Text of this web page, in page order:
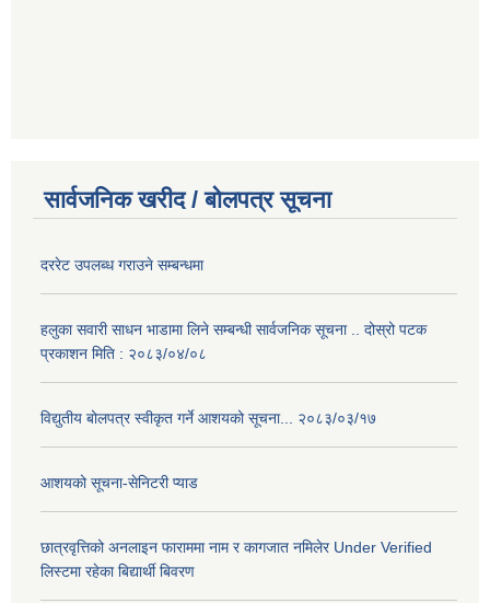
सार्वजनिक खरीद / बोलपत्र सूचना
दररेट उपलब्ध गराउने सम्बन्धमा
हलुका सवारी साधन भाडामा लिने सम्बन्धी सार्वजनिक सूचना .. दोस्रो पटक
प्रकाशन मिति : २०८३/०४/०८
विद्युतीय बोलपत्र स्वीकृत गर्ने आशयको सूचना... २०८३/०३/१७
आशयको सूचना-सेनिटरी प्याड
छात्रवृत्तिको अनलाइन फाराममा नाम र कागजात नमिलेर Under Verified
लिस्टमा रहेका बिद्यार्थी बिवरण